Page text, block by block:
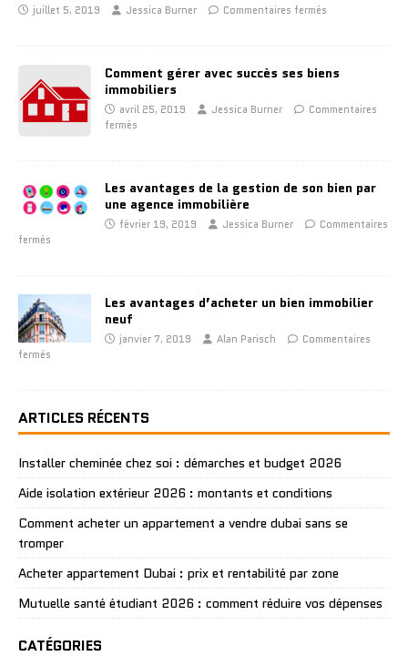
juillet 5, 2019 Jessica Burner Commentaires fermés
Comment gérer avec succès ses biens
immobiliers
avril 25, 2019 Jessica Burner
Commentaires
fermés
Les avantages de la gestion de son bien par
une agence immobilière
février 19, 2019 Jessica Burner
Commentaires
fermés
Les avantages d’acheter un bien immobilier
neuf
janvier 7, 2019 Alan Parisch
Commentaires
fermés
ARTICLES RÉCENTS
Installer cheminée chez soi : démarches et budget 2026
Aide isolation extérieur 2026 : montants et conditions
Comment acheter un appartement a vendre dubai sans se
tromper
Acheter appartement Dubai : prix et rentabilité par zone
Mutuelle santé étudiant 2026 : comment réduire vos dépenses
CATÉGORIES